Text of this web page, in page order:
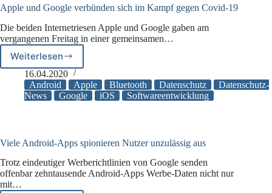
Werbe-
auf
Android
Smartphones
Apple und Google verbünden sich im Kampf gegen Covid-19
Die beiden Internetriesen Apple und Google gaben am
vergangenen Freitag in einer gemeinsamen…
Weiterlesen
Apple
und
Google
verbünden
gegen
19
16.04.2020
Android
Apple Bluetooth Datenschutz
Datenschutz-
News
Google iOS Softwareentwicklung
Viele Android-Apps spionieren Nutzer unzulässig aus
Trotz eindeutiger Werberichtlinien von Google senden
offenbar zehntausende Android-Apps Werbe-Daten nicht nur
mit…